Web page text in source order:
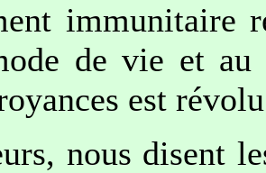
immunitaire
de vie et au
est
nous disent